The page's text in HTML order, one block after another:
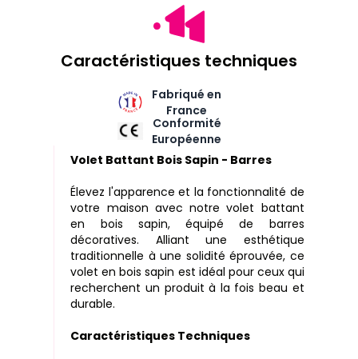
Caractéristiques techniques
Fabriqué en
France
Conformité
Européenne
Volet Battant Bois Sapin - Barres
Élevez l'apparence et la fonctionnalité de
votre maison avec notre volet battant
en bois sapin, équipé de barres
décoratives. Alliant une esthétique
traditionnelle à une solidité éprouvée, ce
volet en bois sapin est idéal pour ceux qui
recherchent un produit à la fois beau et
durable.
Caractéristiques Techniques